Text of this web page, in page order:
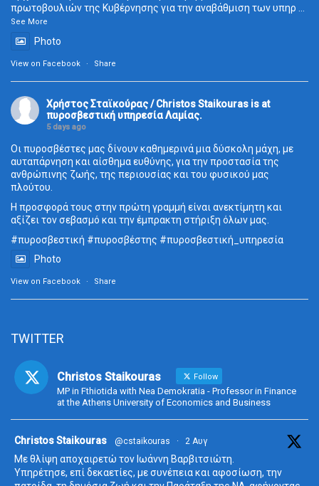
πρωτοβουλιών της Κυβέρνησης για την αναβάθμιση των υπηρ ...
See More
Photo
View on Facebook · Share
Χρήστος Σταϊκούρας / Christos Staikouras is at
πυροσβεστική υπηρεσία Λαμίας.
5 days ago
Οι πυροσβέστες μας δίνουν καθημερινά μια δύσκολη μάχη, με
αυταπάρνηση και αίσθημα ευθύνης, για την προστασία της
ανθρώπινης ζωής, της περιουσίας και του φυσικού μας
πλούτου.
Η προσφορά τους στην πρώτη γραμμή είναι ανεκτίμητη και
αξίζει τον σεβασμό και την έμπρακτη στήριξη όλων μας.
#πυροσβεστική #πυροσβέστης #πυροσβεστική_ υπηρεσία
Photo
View on Facebook · Share
TWITTER
Christos Staikouras Follow
MP in Fthiotida with Nea Demokratia - Professor in Finance
at the Athens University of Economics and Business
Christos Staikouras @cstaikouras · 2 Αυγ
Με θλίψη αποχαιρετώ τον Ιωάννη Βαρβιτσιώτη.
Υπηρέτησε, επί δεκαετίες, με συνέπεια και αφοσίωση, την